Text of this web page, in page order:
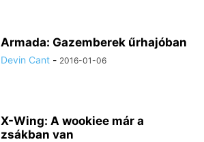
Armada: Gazemberek űrhajóban
Devin Cant - 2016-01-06
X-Wing: A wookiee már a
zsákban van